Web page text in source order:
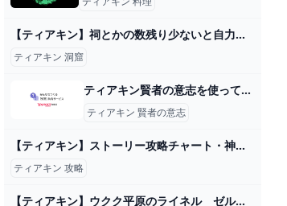
【ティアキン】祠とかの数残り少ないと自力で見つけるの無理じゃね？ – ゲーム攻略のかけら
ティアキン 洞窟
ティアキン賢者の意志を使って得られる効果はなんですか？また同じ賢者に... - Yahoo!知恵袋
ティアキン 賢者の意志
【ティアキン】ストーリー攻略チャート・神殿のおすすめ攻略順【ゼルダの伝説ティアーズオブザキングダム】 ティアキン（ゼルダの伝説ティアーズオブザキングダム）攻略wiki - ゲーム乱舞
ティアキン 攻略
【ティアキン】ウクク平原のライネル ゼルダの伝説ティアーズオブ ザキングダム #ゼルダの伝説 #ティアキン #zelda #shorts - YouTube